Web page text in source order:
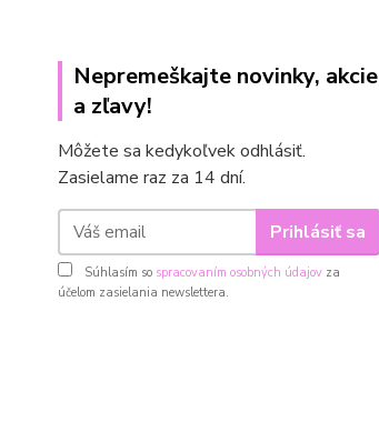
Nepremeškajte novinky, akcie
a zľavy!
Môžete sa kedykoľvek odhlásiť.
Zasielame raz za 14 dní.
Prihlásiť sa
Súhlasím so spracovaním osobných údajov za
účelom zasielania newslettera.